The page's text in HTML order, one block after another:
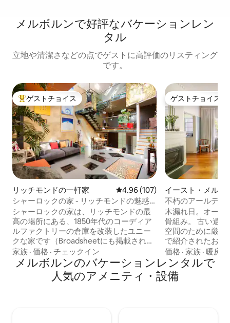
メルボルンで好評なバケーションレン
タル
立地や清潔さなどの点でゲストに高評価のリスティング
です。
大好評のゲストチョイスです。
ゲストチョイス
リッチモンドの一軒家 レビュー107件、5つ星中4.96つ
4.96 (107)
シャーロックの家 - リッチモンドの魅惑
的な倉庫
シャーロックの家は、リッチモンドの最
高の場所にある、1850年代のコーディア
ルファクトリーの倉庫を改装したユニー
クな家です（Broadsheetにも掲載されて
います）。 開放感を最大限に引き出すよ
うに設計された私たちのオーダーメイド
の家は4階建て以上で、2つのベッドルー
ム（キングベッドとスイート付きマスタ
家族 · 価格 · チェックイン
ゲストチョイス
ゲストチョイス
イースト・メルボ
ション・アパート
不朽のアールデコ
ン・クリケット・
木漏れ日。オーク
骨組み。 古い遺
空間のために厳
で紹介されたお部屋。 緑に囲ま
め、緑の中へ足を
ィッツロイ公園まで
ア料理が食べたい
ランがあります。
価格 ·家族 ·暖房
メルボルンのバケーションレンタルで
人気のアメニティ・設備